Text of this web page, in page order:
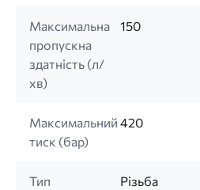
Максимальна
пропускна
здатність (л/
хв)
150
Максимальний
тиск (бар)
420
Тип
Різьба